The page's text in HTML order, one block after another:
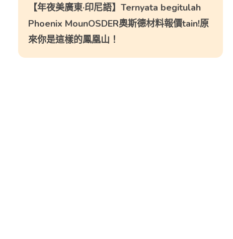
【年夜美廣東·印尼語】Ternyata begitulah
Phoenix MounOSDER奧斯德材料報價tain!原
來你是這樣的鳳凰山！